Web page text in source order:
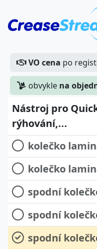
VO cena po
obvykle na
Nástroj pro
rýhování,...
kompletní
kolečko 80-
kolečko 270-
kolečko
kolečko
kolečko
kolečko
spodní
spodní
spodní